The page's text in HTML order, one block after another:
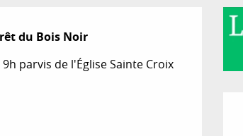
du Bois Noir
parvis de l'Église Sainte Croix